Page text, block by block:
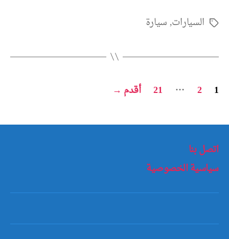
الوسومالسيارات,سيارة
تعدد
صفحات
1
2
…
21 أقدم →
اتصل بنا
سياسية الخصوصية